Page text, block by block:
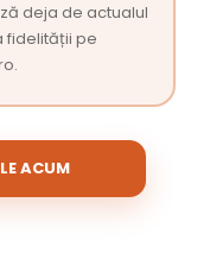
deja de actualul
fidelității pe
ACUM